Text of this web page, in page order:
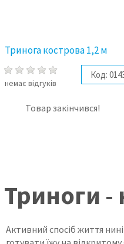
Тринога кострова 1,2 м
немає відгуків
Код:
Товар закінчився!
Триноги -
Активний спосіб життя нині